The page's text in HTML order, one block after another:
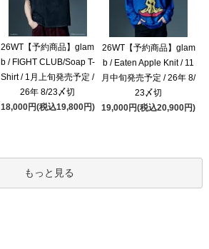
26WT【予約商品】glam
b / FIGHT CLUB/Soap T-
Shirt / 1月上旬発売予定 /
26年 8/23〆切
18,000円(税込19,800円)
26WT【予約商品】glam
b / Eaten Apple Knit / 11
月中旬発売予定 / 26年 8/
23〆切
19,000円(税込20,900円)
もっと見る